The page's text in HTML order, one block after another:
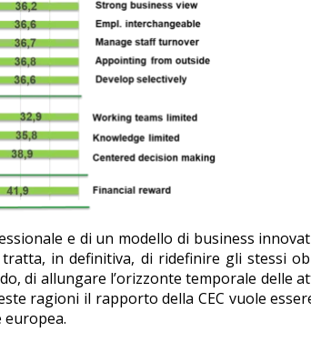
e di un modello di business
in definitiva, di ridefinire gli stessi
di allungare l’orizzonte temporale delle
ragioni il rapporto della CEC vuole